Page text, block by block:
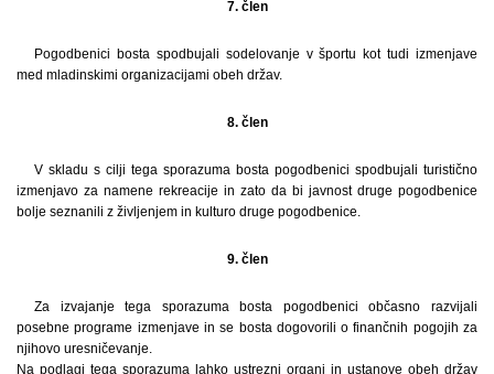
7. člen
Pogodbenici bosta spodbujali sodelovanje v športu kot tudi izmenjave
med mladinskimi organizacijami obeh držav.
8. člen
V skladu s cilji tega sporazuma bosta pogodbenici spodbujali turistično
izmenjavo za namene rekreacije in zato da bi javnost druge pogodbenice
bolje seznanili z življenjem in kulturo druge pogodbenice.
9. člen
Za izvajanje tega sporazuma bosta pogodbenici občasno razvijali
posebne programe izmenjave in se bosta dogovorili o finančnih pogojih za
njihovo uresničevanje.
Na podlagi tega sporazuma lahko ustrezni organi in ustanove obeh držav